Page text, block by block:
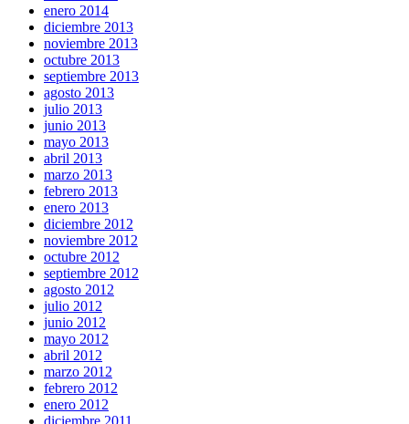
enero 2014
diciembre 2013
noviembre 2013
octubre 2013
septiembre 2013
agosto 2013
julio 2013
junio 2013
mayo 2013
abril 2013
marzo 2013
febrero 2013
enero 2013
diciembre 2012
noviembre 2012
octubre 2012
septiembre 2012
agosto 2012
julio 2012
junio 2012
mayo 2012
abril 2012
marzo 2012
febrero 2012
enero 2012